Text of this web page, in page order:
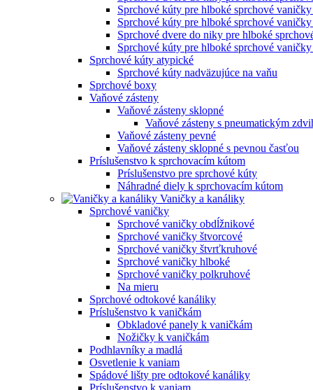
Sprchové kúty pre hlboké sprchové
Sprchové kúty pre hlboké sprchové
Sprchové dvere do niky pre hlboké
Sprchové kúty pre hlboké sprchové
Sprchové kúty atypické
Sprchové kúty nadväzujúce na vaňu
Sprchové boxy
Vaňové zásteny
Vaňové zásteny sklopné
Vaňové zásteny s pneumatickým
Vaňové zásteny pevné
Vaňové zásteny sklopné s pevnou časťou
Príslušenstvo k sprchovacím kútom
Príslušenstvo pre sprchové kúty
Náhradné diely k sprchovacím kútom
Vaničky a kanáliky
Sprchové vaničky
Sprchové vaničky obdĺžnikové
Sprchové vaničky štvorcové
Sprchové vaničky štvrťkruhové
Sprchové vaničky hlboké
Sprchové vaničky polkruhové
Na mieru
Sprchové odtokové kanáliky
Príslušenstvo k vaničkám
Obkladové panely k vaničkám
Nožičky k vaničkám
Podhlavníky a madlá
Osvetlenie k vaniam
Spádové lišty pre odtokové kanáliky
Príslušenstvo k vaniam